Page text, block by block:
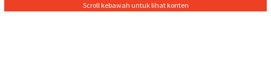
Scroll kebawah untuk lihat konten